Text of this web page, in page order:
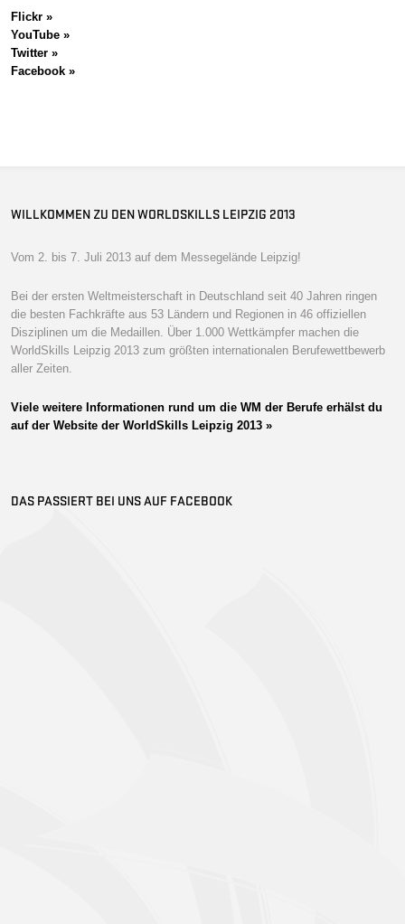
Flickr »
YouTube »
Twitter »
Facebook »
WILLKOMMEN ZU DEN WORLDSKILLS LEIPZIG 2013
Vom 2. bis 7. Juli 2013 auf dem Messegelände Leipzig!
Bei der ersten Weltmeisterschaft in Deutschland seit 40 Jahren ringen
die besten Fachkräfte aus 53 Ländern und Regionen in 46 offiziellen
Disziplinen um die Medaillen. Über 1.000 Wettkämpfer machen die
WorldSkills Leipzig 2013 zum größten internationalen Berufewettbewerb
aller Zeiten.
Viele weitere Informationen rund um die WM der Berufe erhälst du
auf der Website der WorldSkills Leipzig 2013 »
DAS PASSIERT BEI UNS AUF FACEBOOK